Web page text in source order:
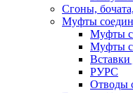
Сгоны,
Муфты
Муфты
Муфты
РУРС
Отводы